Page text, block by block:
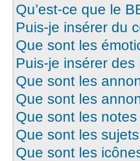
Qu’est-ce que le
Puis-je insérer du
Que sont les
Puis-je insérer des
Que sont les
Que sont les
Que sont les notes
Que sont les
Que sont les